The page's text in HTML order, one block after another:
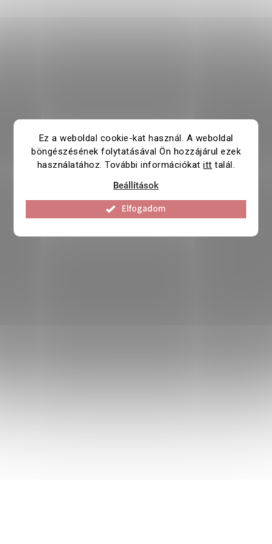
Ez a weboldal cookie-kat használ. A weboldal
böngészésének folytatásával Ön hozzájárul ezek
használatához. További információkatitt talál.
Beállítások
Elfogadom